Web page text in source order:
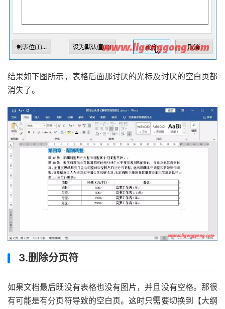
结果如下图所示，表格后面那讨厌的光标及讨厌的空白页都
消失了。
3.删除分页符
如果文档最后既没有表格也没有图片，并且没有空格。那很
有可能是有分页符导致的空白页。这时只需要切换到【大纲